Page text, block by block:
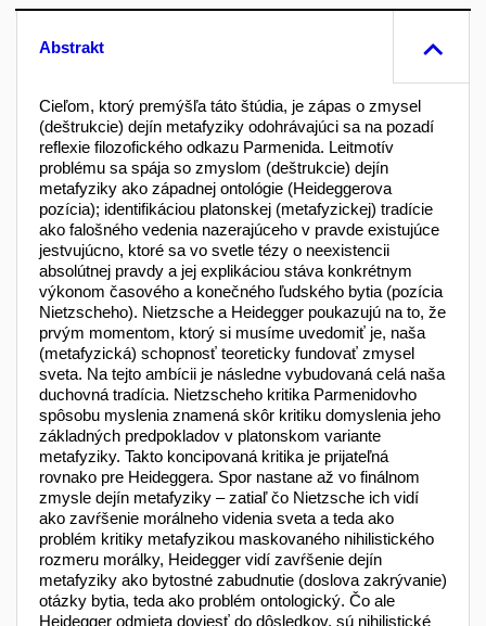
Abstrakt
Cieľom, ktorý premýšľa táto štúdia, je zápas o zmysel
(deštrukcie) dejín metafyziky odohrávajúci sa na pozadí
reflexie filozofického odkazu Parmenida. Leitmotív
problému sa spája so zmyslom (deštrukcie) dejín
metafyziky ako západnej ontológie (Heideggerova
pozícia); identifikáciou platonskej (metafyzickej) tradície
ako falošného vedenia nazerajúceho v pravde existujúce
jestvujúcno, ktoré sa vo svetle tézy o neexistencii
absolútnej pravdy a jej explikáciou stáva konkrétnym
výkonom časového a konečného ľudského bytia (pozícia
Nietzscheho). Nietzsche a Heidegger poukazujú na to, že
prvým momentom, ktorý si musíme uvedomiť je, naša
(metafyzická) schopnosť teoreticky fundovať zmysel
sveta. Na tejto ambícii je následne vybudovaná celá naša
duchovná tradícia. Nietzscheho kritika Parmenidovho
spôsobu myslenia znamená skôr kritiku domyslenia jeho
základných predpokladov v platonskom variante
metafyziky. Takto koncipovaná kritika je prijateľná
rovnako pre Heideggera. Spor nastane až vo finálnom
zmysle dejín metafyziky – zatiaľ čo Nietzsche ich vidí
ako zavŕšenie morálneho videnia sveta a teda ako
problém kritiky metafyzikou maskovaného nihilistického
rozmeru morálky, Heidegger vidí zavŕšenie dejín
metafyziky ako bytostné zabudnutie (doslova zakrývanie)
otázky bytia, teda ako problém ontologický. Čo ale
Heidegger odmieta doviesť do dôsledkov, sú nihilistické